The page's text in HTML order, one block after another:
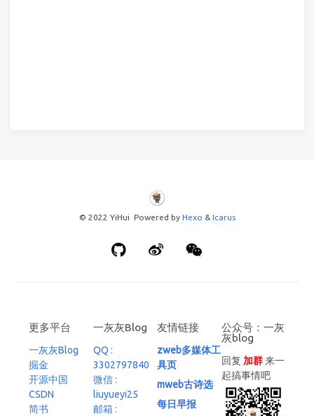
© 2022 YiHui Powered by Hexo & Icarus
更多平台
一灰灰Blog
掘金
开源中国
CSDN
简书
一灰灰Blog
QQ :
3302797840
微信 :
liuyueyi25
邮箱 :
友情链接
zweb多媒体工
具页
mweb古诗选
每日早报
公众号：一灰
灰blog
回复 加群来一
起搞事情吧